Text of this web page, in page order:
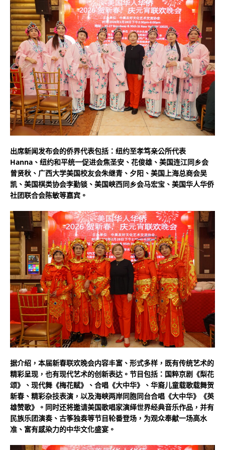
出席新闻发布会的侨界代表包括：纽约至孝笃亲公所代表
Hanna、纽约和平统一促进会焦圣安、花俊雄、美国连江同乡会
曾贤秋、广西大学美国校友会朱继青、夕阳、美国上海总商会吴
凯、美国棋类协会李勤锬、美国峡西同乡会马宏宝、美国华人华侨
社团联合会陈敏等嘉宾。
据介绍，本届新春联欢晚会内容丰富、形式多样，既有传统艺术的
精彩呈现，也有现代艺术的创新表达。节目包括：国粹京剧《梨花
颂》、现代舞《梅花赋》、合唱《大中华》、华裔儿童载歌载舞贺
新春、精彩杂技表演，以及海峡两岸同胞同台合唱《大中华》《英
雄赞歌》。同时还将邀请美国歌唱家演绎世界经典音乐作品，并有
民族乐团演奏、古筝独奏等节目轮番登场，为观众奉献一场高水
准、富有感染力的中华文化盛宴。